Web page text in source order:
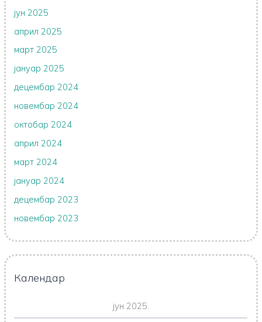
јун 2025
април 2025
март 2025
јануар 2025
децембар 2024
новембар 2024
октобар 2024
април 2024
март 2024
јануар 2024
децембар 2023
новембар 2023
Календар
јун 2025.